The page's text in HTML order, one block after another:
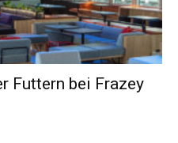
Futtern bei Frazey